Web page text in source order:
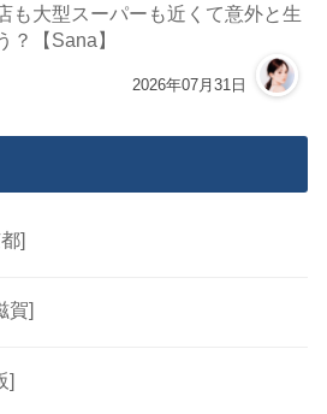
も大型スーパーも近くて意外と生
？【Sana】
2026年07月31日
]
賀]
]